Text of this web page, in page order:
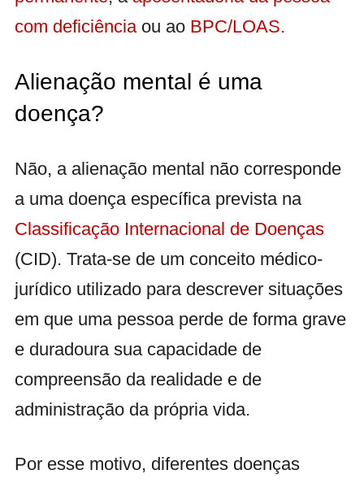
com deficiência ou ao BPC/LOAS.
Alienação mental é uma
doença?
Não, a alienação mental não corresponde
a uma doença específica prevista na
Classificação Internacional de Doenças
(CID). Trata-se de um conceito médico-
jurídico utilizado para descrever situações
em que uma pessoa perde de forma grave
e duradoura sua capacidade de
compreensão da realidade e de
administração da própria vida.
Por esse motivo, diferentes doenças